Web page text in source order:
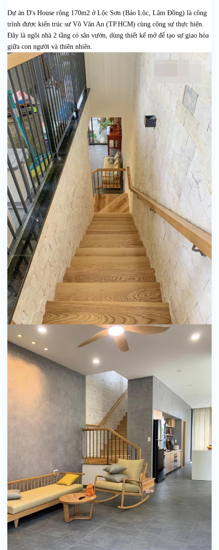
Dự án D's House rộng 170m2 ở Lộc Sơn (Bảo Lộc, Lâm Đồng) là công
trình được kiến trúc sư Võ Văn An (TP.HCM) cùng cộng sự thực hiện.
Đây là ngôi nhà 2 tầng có sân vườn, dùng thiết kế mở để tạo sự giao hòa
giữa con người và thiên nhiên.